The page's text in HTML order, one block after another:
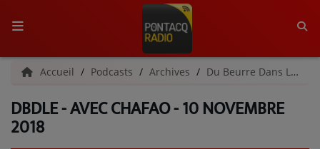
ACCUEIL
RADIO
Accueil Podcasts Archives Du Beurre Dans Les Écouteurs | Archives
DBDLE - AVEC CHAFAO - 10 NOVEMBRE
2018